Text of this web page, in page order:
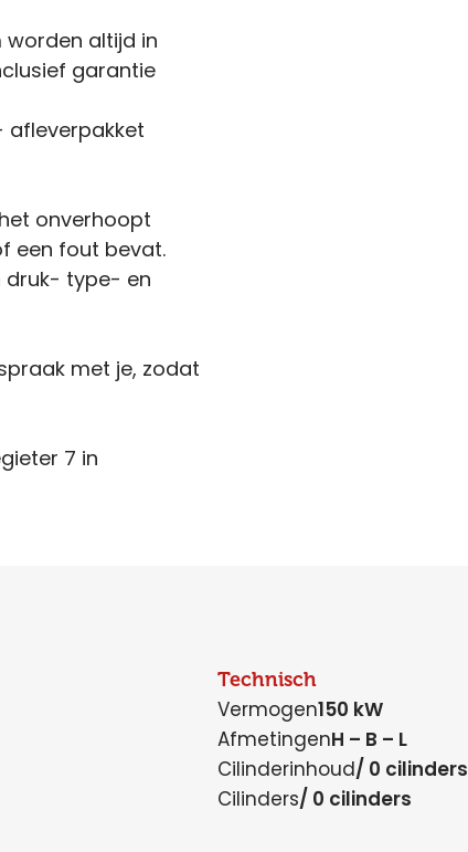
worden altijd in
garantie
afleverpakket
onverhoopt
een fout bevat.
druk- type- en
met je, zodat
7 in
Technisch
Vermogen150 kW
AfmetingenH – B – L
Cilinderinhoud/ 0 cilinders
Cilinders/ 0 cilinders